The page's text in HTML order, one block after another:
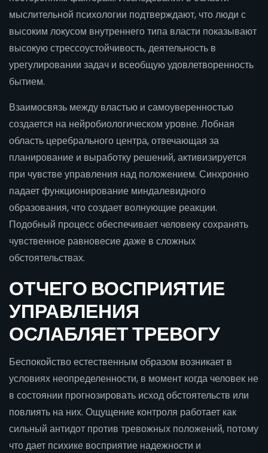
мыслительной психологии подтверждают, что люди с
высоким локусом внутреннего типа власти показывают
высокую стрессоустойчивость, деятельность в
урегулировании задач и всеобщую удовлетворенность
бытием.
Взаимосвязь между властью и самоуверенностью
создается на нейробиологическом уровне. Лобная
область церебрального центра, отвечающая за
планирование и выработку решений, активизируется
при чувстве управления над положением. Синхронно
падает функционирование миндалевидного
образования, что создает волнующие реакции.
Подобный процесс обеспечивает человеку сохранять
чувственное равновесие даже в сложных
обстоятельствах.
ОТЧЕГО ВОСПРИЯТИЕ
УПРАВЛЕНИЯ
ОСЛАБЛЯЕТ ТРЕВОГУ
Беспокойство естественным образом возникает в
условиях неопределенности, в момент когда человек не
в состоянии прогнозировать исход обстоятельств или
повлиять на них. Ощущение контроля работает как
сильный антидот против тревожных положений, потому
что дает психике восприятие надежности и